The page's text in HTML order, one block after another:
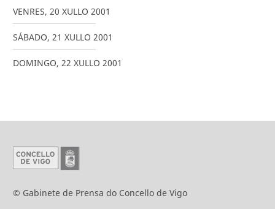
VENRES, 20 XULLO 2001
SÁBADO, 21 XULLO 2001
DOMINGO, 22 XULLO 2001
© Gabinete de Prensa do Concello de Vigo